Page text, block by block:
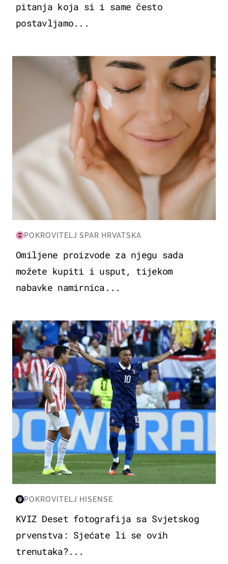
pitanja koja si i same često
postavljamo...
MODA & LJEPOTA
POKROVITELJ SPAR HRVATSKA
Omiljene proizvode za njegu sada
možete kupiti i usput, tijekom
nabavke namirnica...
SVJETSKO PRVENSTVO 2026
POKROVITELJ HISENSE
KVIZ Deset fotografija sa Svjetskog
prvenstva: Sjećate li se ovih
trenutaka?...